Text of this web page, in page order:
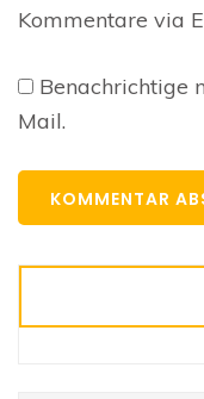
Kommentare via
Benachrichtige
Mail.